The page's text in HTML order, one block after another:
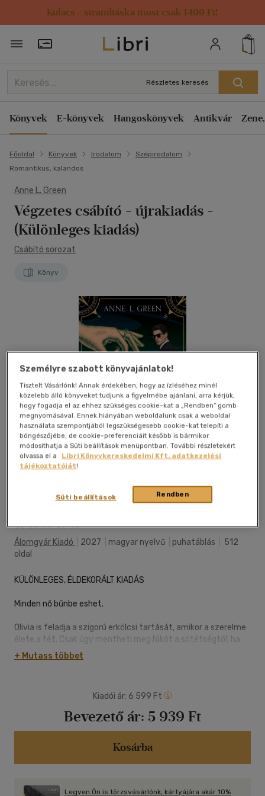
Kulacs / strandtáska most csak 1499 Ft!
Törzsvásárlói Kártya adatai
Részletes keresés
Könyvek E-könyvek Hangoskönyvek Antikvár
Főoldal Könyvek Irodalom
Szépirodalom
Romantikus, kalandos
Anne L. Green
Végzetes csábító - újrakiadás -
(Különleges kiadás)
Csábító sorozat
Könyv
Kívánságlistához adom
Álomgyár Kiadó 2027 magyar nyelvű puhatáblás
512
oldal
KÜLÖNLEGES, ÉLDEKORÁLT KIADÁS
Minden nő bűnbe eshet.
Olivia is feladja a szigorú erkölcsi tartását, amikor a szerelme
élete a tét. Csak úgy mentheti meg Nikót a sötétségtől, ha
maga is elmerül benne. Egyre mélyebben épülnek be a maffia
világába, hogy a küldetés végén megválthassák a
Minden férfinak jár egy második esély.
Niko kész lezárni a múltját, azonban ez még nem elég az
újrakezdéshez. A legsötétebb félelmeivel kell szembenéznie
+ Mutass többet
Kiadói ár: 6 599 Ft
Bevezető ár: 5 939 Ft
Kosárba
Legyen Ön is törzsvásárlónk, kártyájára akár 10%
Személyre szabott könyvajánlatok!
Tisztelt Vásárlónk! Annak érdekében, hogy az ízléséhez minél
közelebb álló könyveket tudjunk a figyelmébe ajánlani, arra kérjük,
hogy fogadja el az ehhez szükséges cookie-kat a „Rendben” gomb
megnyomásával. Ennek hiányában weboldalunk csak a weboldal
használata szempontjából legszükségesebb cookie-kat telepíti a
böngészőjébe, de cookie-preferenciáit később is bármikor
módosíthatja a Süti beállítások menüpontban. További részletekért
olvassa el a
Libri Könyvkereskedelmi Kft. adatkezelési
tájékoztatóját!
Rendben
Süti beállítások